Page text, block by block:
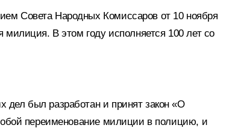
Совета Народных Комиссаров от 10 ноября
милиция. В этом году исполняется 100 лет со
дел был разработан и принят закон «О
переименование милиции в полицию, и